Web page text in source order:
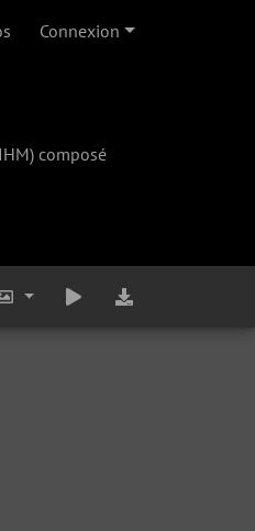
Connexion
) composé